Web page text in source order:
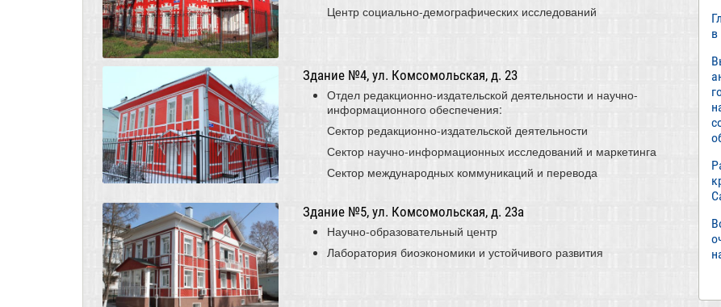
Центр социально-демографических исследований
Здание №4, ул. Комсомольская, д. 23
Отдел редакционно-издательской деятельности и научно-
информационного обеспечения:
Сектор редакционно-издательской деятельности
Сектор научно-информационных исследований и маркетинга
Сектор международных коммуникаций и перевода
Здание №5, ул. Комсомольская, д. 23а
Научно-образовательный центр
Лаборатория биоэкономики и устойчивого развития
в